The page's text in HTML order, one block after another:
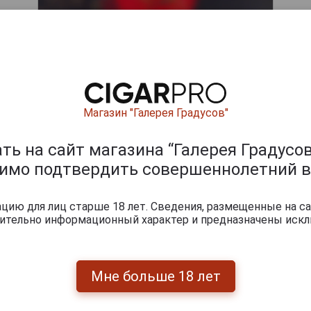
китайский спиртной напиток с мягким
древнего периода культуры Яншао; более 1500 лет
вино и был занесен в исторические
прародителем китайских духов! Фэнцзю имеет
цветов, фруктов и орехов, которые все еще имеют
Магазин "Галерея Градусов"
на сайт магазина “Галерея
подтвердить совершеннолетний
для лиц старше 18 лет. Сведения, размещенные на
информационный характер и предназначены
Мне больше 18 лет